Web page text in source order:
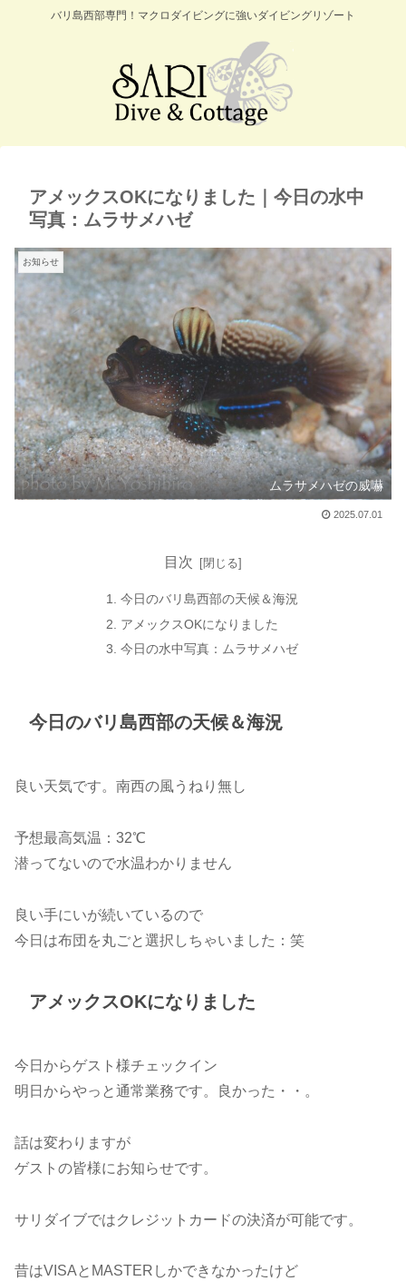
バリ島西部専門！マクロダイビングに強いダイビングリゾート
アメックスOKになりました｜今日の水中
写真：ムラサメハゼ
お知らせ
ムラサメハゼの威嚇
2025.07.01
目次
今日のバリ島西部の天候＆海況
アメックスOKになりました
今日の水中写真：ムラサメハゼ
今日のバリ島西部の天候＆海況
良い天気です。南西の風うねり無し
予想最高気温：32℃
潜ってないので水温わかりません
良い手にいが続いているので
今日は布団を丸ごと選択しちゃいました：笑
アメックスOKになりました
今日からゲスト様チェックイン
明日からやっと通常業務です。良かった・・。
話は変わりますが
ゲストの皆様にお知らせです。
サリダイブではクレジットカードの決済が可能です。
昔はVISAとMASTERしかできなかったけど